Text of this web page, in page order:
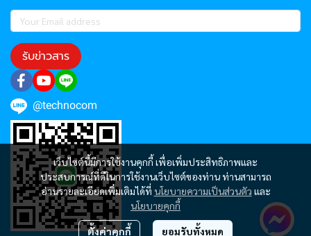
เว็บไซต์นี้มีการใช้งานคุกกี้ เพื่อเพิ่มประสิทธิภาพและ
ประสบการณ์ที่ดีในการใช้งานเว็บไซต์ของท่าน ท่านสามารถ
อ่านรายละเอียดเพิ่มเติมได้ที่ นโยบายความเป็นส่วนตัว และ
นโยบายคุกกี้
ตั้งค่าคุกกี้ ยอมรับทั้งหมด
รับข่าวสาร
@technocom